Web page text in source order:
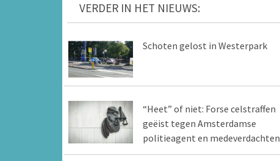
VERDER IN HET NIEUWS:
Schoten gelost in Westerpark
“Heet” of niet: Forse celstraffen
geëist tegen Amsterdamse
politieagent en medeverdachten